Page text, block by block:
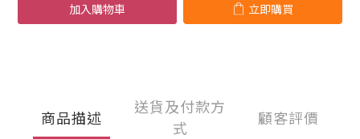
加入購物車 立即購買
商品描述
送貨及付款方
式
顧客評價